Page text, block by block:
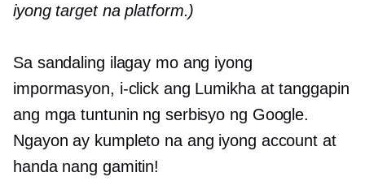
iyong target na platform.)
Sa sandaling ilagay mo ang iyong
impormasyon, i-click ang Lumikha at tanggapin
ang mga tuntunin ng serbisyo ng Google.
Ngayon ay kumpleto na ang iyong account at
handa nang gamitin!